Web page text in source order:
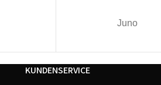
Juno
KUNDENSERVICE